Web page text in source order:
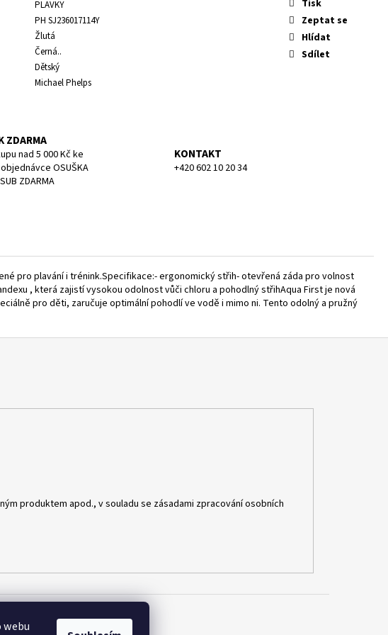
PLAVKY
PH SJ236017114Y
Žlutá
Černá..
Dětský
Michael Phelps
Tisk
Zeptat se
Hlídat
Sdílet
ZDARMA
nad 5 000 Kč ke
OSUŠKA
ZDARMA
KONTAKT
+420 602 10 20 34
pro plavání i trénink.Specifikace:- ergonomický střih- otevřená záda pro volnost
, která zajistí vysokou odolnost vůči chloru a pohodlný střihAqua First je nová
pro děti, zaručuje optimální pohodlí ve vodě i mimo ni. Tento odolný a pružný
produktem apod., v souladu se zásadami zpracování osobních